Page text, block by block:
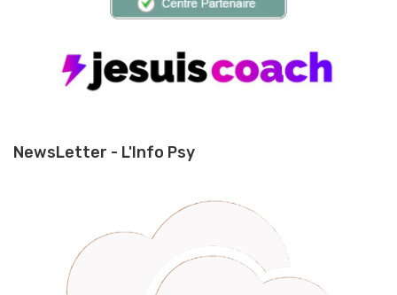
NewsLetter - L'Info Psy